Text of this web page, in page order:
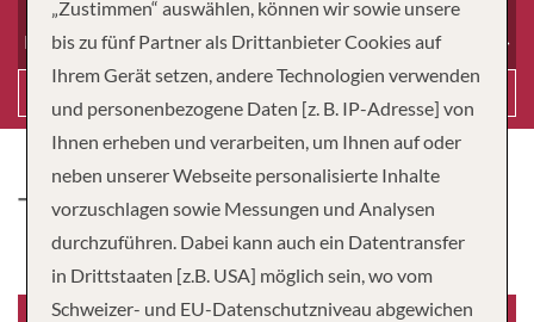
Reiseart
THURGAU SAXONIA
„Zustimmen“ auswählen, können wir sowie unsere
bis zu fünf Partner als Drittanbieter Cookies auf
Ihrem Gerät setzen, andere Technologien verwenden
und personenbezogene Daten [z. B. IP-Adresse] von
Ihnen erheben und verarbeiten, um Ihnen auf oder
neben unserer Webseite personalisierte Inhalte
vorzuschlagen sowie Messungen und Analysen
durchzuführen. Dabei kann auch ein Datentransfer
in Drittstaaten [z.B. USA] möglich sein, wo vom
Schweizer- und EU-Datenschutzniveau abgewichen